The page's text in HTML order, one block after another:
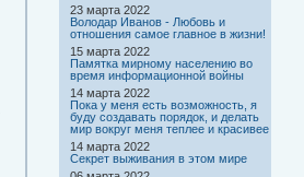
23 марта 2022
Володар Иванов - Любовь и
отношения самое главное в жизни!
15 марта 2022
Памятка мирному населению во
время информационной войны
14 марта 2022
Пока у меня есть возможность, я
буду создавать порядок, и делать
мир вокруг меня теплее и красивее
14 марта 2022
Секрет выживания в этом мире